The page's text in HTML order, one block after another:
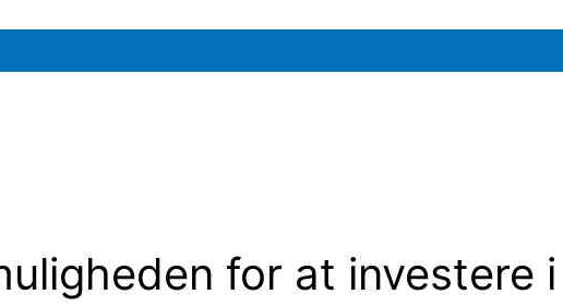
for at investere i